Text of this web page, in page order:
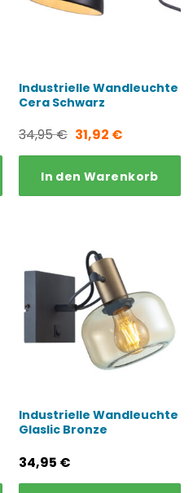
Industrielle Wandleuchte
Cera Schwarz
34,95€ Ursprünglicher
Preis
war:
31,92 €Aktueller
Preis
ist:
In den Warenkorb
Industrielle Wandleuchte
Glaslic Bronze
34,95 €